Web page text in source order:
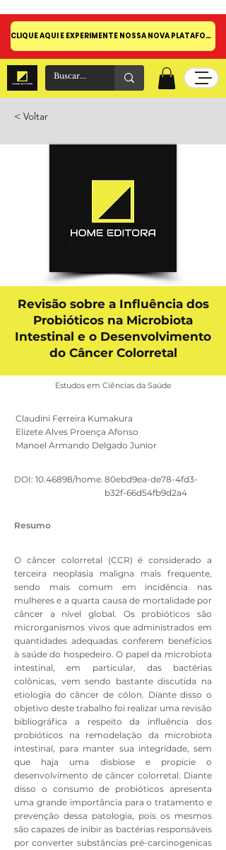
CLIQUE AQUI E EXPERIMENTE NOSSA NOVA PLATAFORMA!
< Voltar
Revisão sobre a Influência dos
Probióticos na Microbiota
Intestinal e o Desenvolvimento
do Câncer Colorretal
Estudos em Ciências da Saúde
Claudini Ferreira Kumakura
Elizete Alves Proença Afonso
Manoel Armando Delgado Junior
DOI: 10.46898/home. 80ebd9ea-de78-4fd3-
b32f-66d54fb9d2a4
Resumo
O câncer colorretal (CCR) é considerado a
terceira neoplasia maligna mais frequente,
sendo mais comum em incidência nas
mulheres e a quarta causa de mortalidade por
câncer a nível global. Os probióticos são
microrganismos vivos que administrados em
quantidades adequadas conferem benefícios
à saúde do hospedeiro. O papel da microbiota
intestinal, em particular, das bactérias
colônicas, vem sendo bastante discutida na
etiologia do câncer de cólon. Diante disso o
objetivo deste trabalho foi realizar uma revisão
bibliográfica a respeito da influência dos
probióticos na remodelação da microbiota
intestinal, para manter sua integridade, sem
que haja uma disbiose e propicie o
desenvolvimento de câncer colorretal. Diante
disso o consumo de probióticos apresenta
uma grande importância para o tratamento e
prevenção dessa patologia, pois os mesmos
são capazes de inibir as bactérias responsáveis
por converter substâncias pré-carcinogenicas